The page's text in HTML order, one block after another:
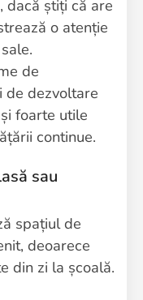
dacă știți că are
o atenție
de
de dezvoltare
foarte utile
continue.
sau
spațiul de
deoarece
din zi la școală.